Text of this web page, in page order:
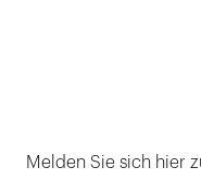
Melden Sie sich hier